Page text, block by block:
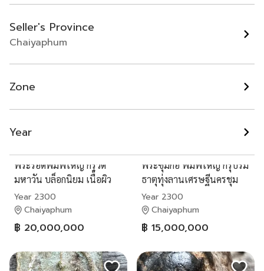
฿ 1,900 ฿ 500
พระรอดพิมพ์ใหญ่ กรุวัด
มหาวัน บล็อกนิยม เนื้อผิว
พิกุล
Year 2300
Chaiyaphum
฿ 20,000,000
พระซุ้มกอ พิมพ์ใหญ่ กรุบรม
ธาตุทุ่งลานเศรษฐีนครชุม
บล็อกเจ้าเงาะ
Year 2300
Chaiyaphum
฿ 15,000,000
Seller's Province
Chaiyaphum
Zone
Year